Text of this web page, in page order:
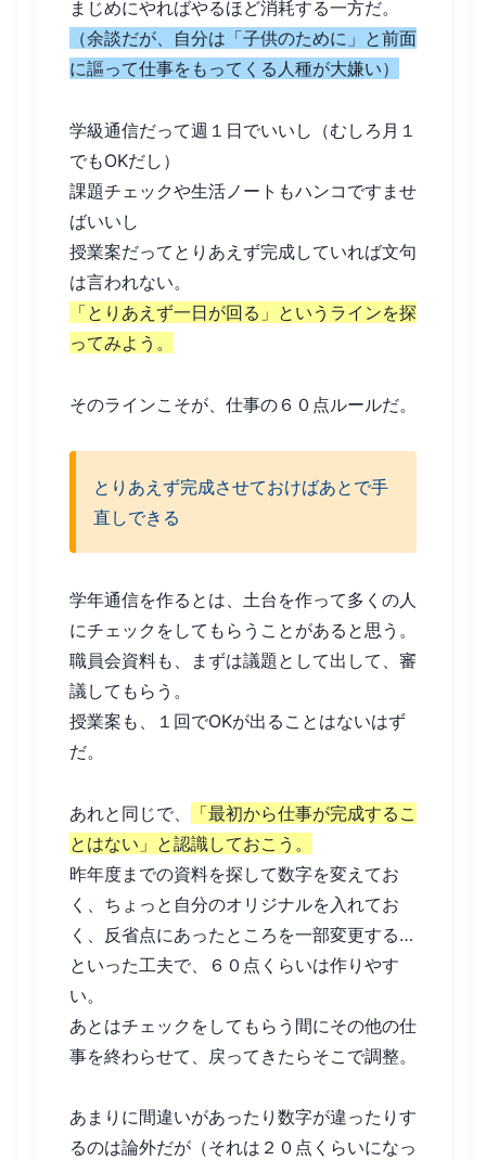
まじめにやればやるほど消耗する一方だ。
（余談だが、自分は「子供のために」と前面
に謳って仕事をもってくる人種が大嫌い）
学級通信だって週１日でいいし（むしろ月１
でもOKだし）
課題チェックや生活ノートもハンコですませ
ばいいし
授業案だってとりあえず完成していれば文句
は言われない。
「とりあえず一日が回る」というラインを探
ってみよう。
そのラインこそが、仕事の６０点ルールだ。
とりあえず完成させておけばあとで手
直しできる
学年通信を作るとは、土台を作って多くの人
にチェックをしてもらうことがあると思う。
職員会資料も、まずは議題として出して、審
議してもらう。
授業案も、１回でOKが出ることはないはず
だ。
あれと同じで、
「最初から仕事が完成するこ
とはない」と認識しておこう。
昨年度までの資料を探して数字を変えてお
く、ちょっと自分のオリジナルを入れてお
く、反省点にあったところを一部変更する…
といった工夫で、６０点くらいは作りやす
い。
あとはチェックをしてもらう間にその他の仕
事を終わらせて、戻ってきたらそこで調整。
あまりに間違いがあったり数字が違ったりす
るのは論外だが（それは２０点くらいになっ